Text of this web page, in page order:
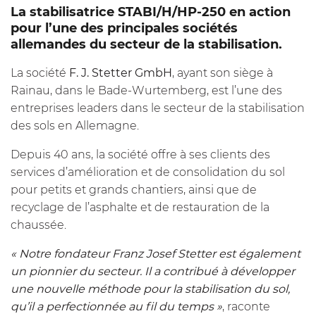
La stabilisatrice STABI/H/HP-250 en action
pour l’une des principales sociétés
allemandes du secteur de la stabilisation.
La société F. J. Stetter GmbH, ayant son siège à
Rainau, dans le Bade-Wurtemberg, est l’une des
entreprises leaders dans le secteur de la stabilisation
des sols en Allemagne.
Depuis 40 ans, la société offre à ses clients des
services d’amélioration et de consolidation du sol
pour petits et grands chantiers, ainsi que de
recyclage de l’asphalte et de restauration de la
chaussée.
« Notre fondateur Franz Josef Stetter est également
un pionnier du secteur. Il a contribué à développer
une nouvelle méthode pour la stabilisation du sol,
qu’il a perfectionnée au fil du temps », raconte